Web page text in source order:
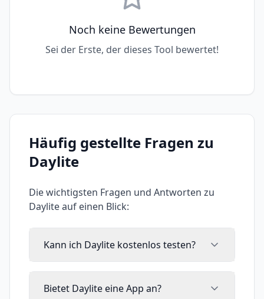
Noch keine Bewertungen
Sei der Erste, der dieses Tool bewertet!
Häufig gestellte Fragen zu
Daylite
Die wichtigsten Fragen und Antworten zu
Dayliteauf einen Blick:
Kann ich Daylite kostenlos testen?
Bietet Daylite eine App an?